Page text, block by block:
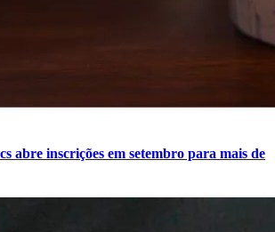
abre inscrições em setembro para mais de